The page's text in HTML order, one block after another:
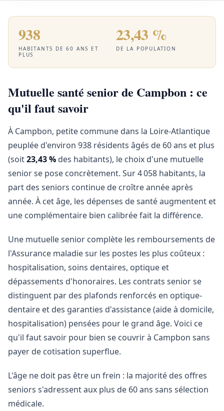
938
HABITANTS DE 60 ANS ET
PLUS
23,43 %
DE LA POPULATION
Mutuelle santé senior de Campbon : ce
qu'il faut savoir
À Campbon, petite commune dans la Loire-Atlantique
peuplée d'environ 938 résidents âgés de 60 ans et plus
(soit23,43 % des habitants), le choix d'une mutuelle
senior se pose concrètement. Sur 4 058 habitants, la
part des seniors continue de croître année après
année. À cet âge, les dépenses de santé augmentent et
une complémentaire bien calibrée fait la différence.
Une mutuelle senior complète les remboursements de
l'Assurance maladie sur les postes les plus coûteux :
hospitalisation, soins dentaires, optique et
dépassements d'honoraires. Les contrats senior se
distinguent par des plafonds renforcés en optique-
dentaire et des garanties d'assistance (aide à domicile,
hospitalisation) pensées pour le grand âge. Voici ce
qu'il faut savoir pour bien se couvrir à Campbon sans
payer de cotisation superflue.
L'âge ne doit pas être un frein : la majorité des offres
seniors s'adressent aux plus de 60 ans sans sélection
médicale.